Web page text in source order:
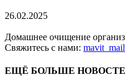
26.02.2025
Домашнее очищение
Свяжитесь с нами:
ЕЩЁ БОЛЬШЕ